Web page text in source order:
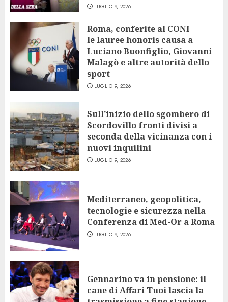
LUGLIO 9, 2026
Roma, conferite al CONI
le lauree honoris causa a
Luciano Buonfiglio, Giovanni
Malagò e altre autorità dello
sport
LUGLIO 9, 2026
Sull’inizio dello sgombero di
Scordovillo fronti divisi a
seconda della vicinanza con i
nuovi inquilini
LUGLIO 9, 2026
Mediterraneo, geopolitica,
tecnologie e sicurezza nella
Conferenza di Med-Or a Roma
LUGLIO 9, 2026
Gennarino va in pensione: il
cane di Affari Tuoi lascia la